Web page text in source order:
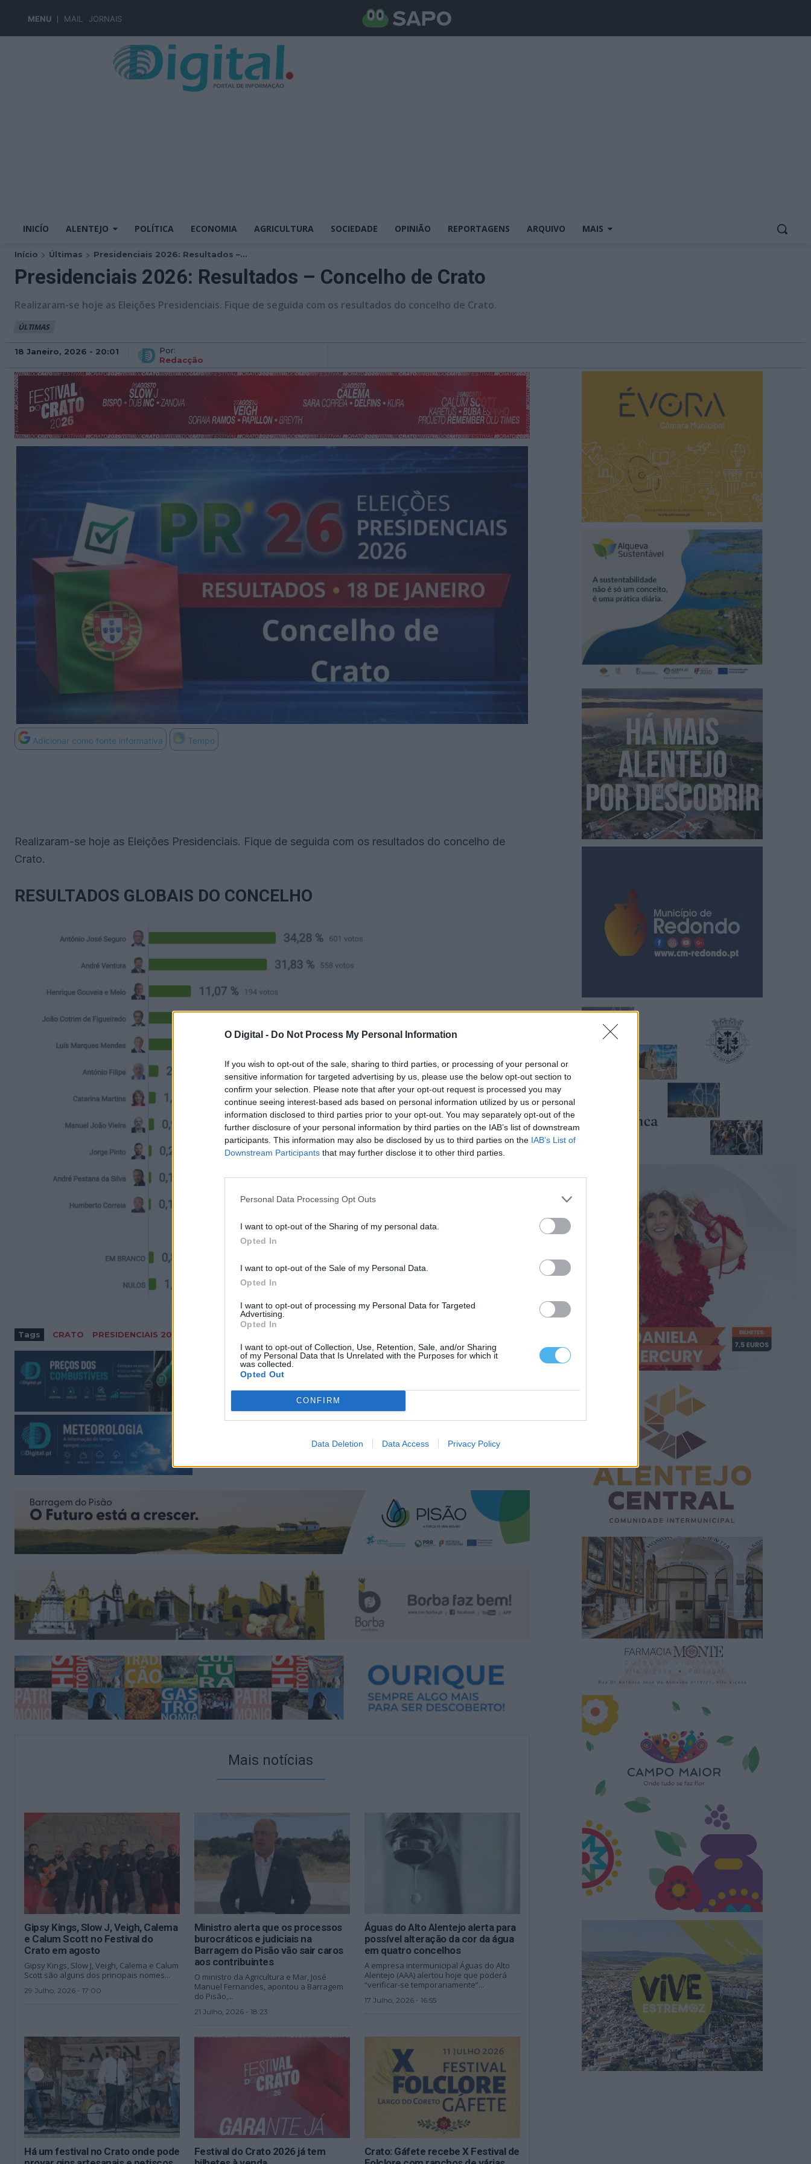
O Digital - Do Not Process My Personal Information
If you wish to opt-out of the sale, sharing to third parties, or processing of your personal or
sensitive information for targeted advertising by us, please use the below opt-out section to
confirm your selection. Please note that after your opt-out request is processed you may
continue seeing interest-based ads based on personal information utilized by us or personal
information disclosed to third parties prior to your opt-out. You may separately opt-out of the
further disclosure of your personal information by third parties on the IAB’s list of downstream
participants. This information may also be disclosed by us to third parties on the IAB’s List of
Downstream Participants that may further disclose it to other third parties.
Personal Data Processing Opt Outs
I want to opt-out of the Sharing of my personal data.
Opted In
I want to opt-out of the Sale of my Personal Data.
Opted In
I want to opt-out of processing my Personal Data for Targeted
Advertising.
Opted In
I want to opt-out of Collection, Use, Retention, Sale, and/or Sharing
of my Personal Data that Is Unrelated with the Purposes for which it
was collected.
Opted Out
CONFIRM
Data Deletion Data Access Privacy Policy
MENU MAIL JORNAIS
INICÍO ALENTEJO POLÍTICA ECONOMIA AGRICULTURA SOCIEDADE OPINIÃO REPORTAGENS ARQUIVO MAIS
Início Últimas Presidenciais 2026: Resultados –...
Presidenciais 2026: Resultados – Concelho de Crato
Realizaram-se hoje as Eleições Presidenciais. Fique de seguida com os resultados do concelho de Crato.
ÚLTIMAS
18 Janeiro, 2026 - 20:01
Por:
Redacção
Adicionar como fonte informativa Tempo
Realizaram-se hoje as Eleições Presidenciais. Fique de seguida com os resultados do concelho de
Crato.
RESULTADOS GLOBAIS DO CONCELHO
Tags CRATO PRESIDENCIAIS 2026
Mais notícias
Gipsy Kings, Slow J, Veigh, Calema
e Calum Scott no Festival do
Crato em agosto
Gipsy Kings, Slow J, Veigh, Calema e Calum
Scott são alguns dos principais nomes...
29 Julho, 2026 - 17:00
Ministro alerta que os processos
burocráticos e judiciais na
Barragem do Pisão vão sair caros
aos contribuintes
O ministro da Agricultura e Mar, José
Manuel Fernandes, apontou a Barragem
do Pisão,...
21 Julho, 2026 - 18:23
Águas do Alto Alentejo alerta para
possível alteração da cor da água
em quatro concelhos
A empresa intermunicipal Águas do Alto
Alentejo (AAA) alertou hoje que poderá
“verificar-se temporariamente”...
17 Julho, 2026 - 16:55
Há um festival no Crato onde pode
Festival do Crato 2026 já tem
Crato: Gáfete recebe X Festival de